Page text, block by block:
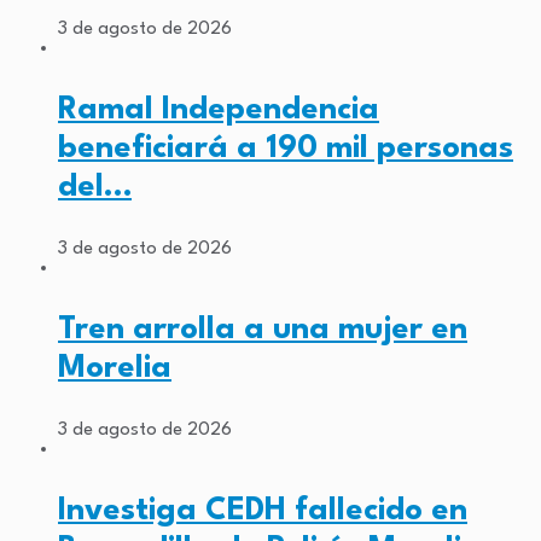
3 de agosto de 2026
Ramal Independencia
beneficiará a 190 mil personas
del…
3 de agosto de 2026
Tren arrolla a una mujer en
Morelia
3 de agosto de 2026
Investiga CEDH fallecido en